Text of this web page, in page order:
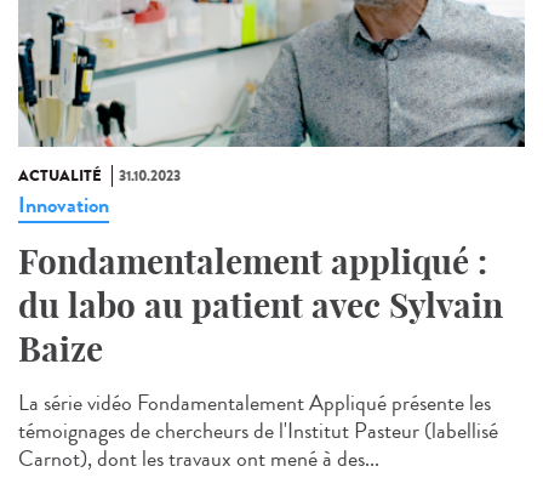
ACTUALITÉ 31.10.2023
Innovation
Fondamentalement appliqué :
du labo au patient avec Sylvain
Baize
La série vidéo Fondamentalement Appliqué présente les
témoignages de chercheurs de l'Institut Pasteur (labellisé
Carnot), dont les travaux ont mené à des...